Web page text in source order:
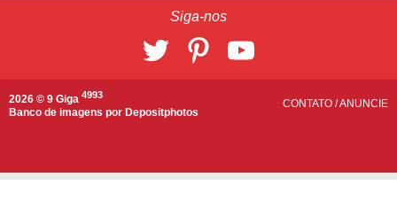
Siga-nos
2026 © 9 Giga 4993
Banco de imagens por Depositphotos
CONTATO /ANUNCIE